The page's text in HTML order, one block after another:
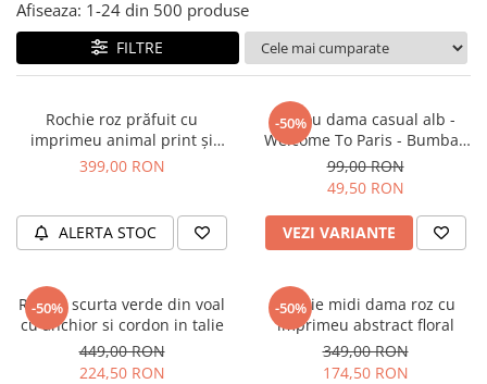
Tricouri si topuri
Rochii de eveniment
Afiseaza: 1-24 din 500 produse
FILTRE
Rochie roz prăfuit cu
imprimeu animal print și
curea
399,00 RON
ALERTA STOC
-50%
Tricou dama casual alb -
Welcome To Paris - Bumbac
Organic
99,00 RON
49,50 RON
VEZI VARIANTE
-50%
Rochie scurta verde din voal
cu anchior si cordon in talie
449,00 RON
224,50 RON
-50%
Rochie midi dama roz cu
imprimeu abstract floral
349,00 RON
174,50 RON